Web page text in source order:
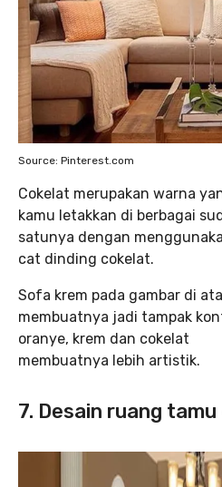
Source: Pinterest.com
Cokelat merupakan warna
kamu letakkan di berbagai
satunya dengan
cat dinding cokelat.
Sofa krem pada gambar di
membuatnya jadi tampak
oranye, krem dan cokelat
membuatnya lebih artistik.
7. Desain ruang